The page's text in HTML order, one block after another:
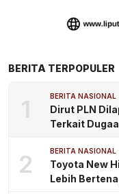
BERITA TERPOPULER
1 BERITA NASIONAL
Dirut PLN
Terkait
2 BERITA NASIONAL
Toyota New
Lebih